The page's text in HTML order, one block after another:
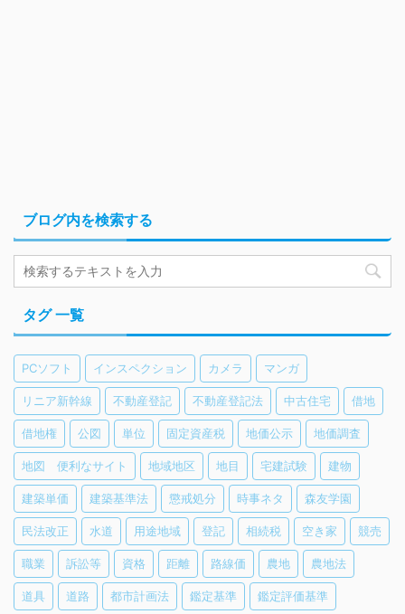
ブログ内を検索する
タグ 一覧
PCソフト インスペクション カメラ マンガ
リニア新幹線 不動産登記 不動産登記法 中古住宅 借地
借地権 公図 単位 固定資産税 地価公示 地価調査
地図 便利なサイト 地域地区 地目 宅建試験 建物
建築単価 建築基準法 懲戒処分 時事ネタ 森友学園
民法改正 水道 用途地域 登記 相続税 空き家 競売
職業 訴訟等 資格 距離 路線価 農地 農地法
道具 道路 都市計画法 鑑定基準 鑑定評価基準